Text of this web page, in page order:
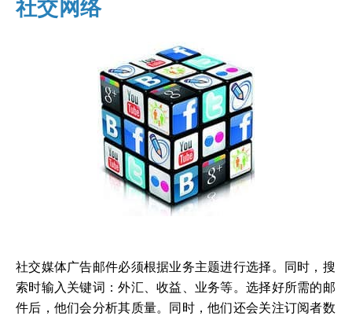
社交网络
社交媒体广告邮件必须根据业务主题进行选择。同时，搜
索时输入关键词：外汇、收益、业务等。选择好所需的邮
件后，他们会分析其质量。同时，他们还会关注订阅者数